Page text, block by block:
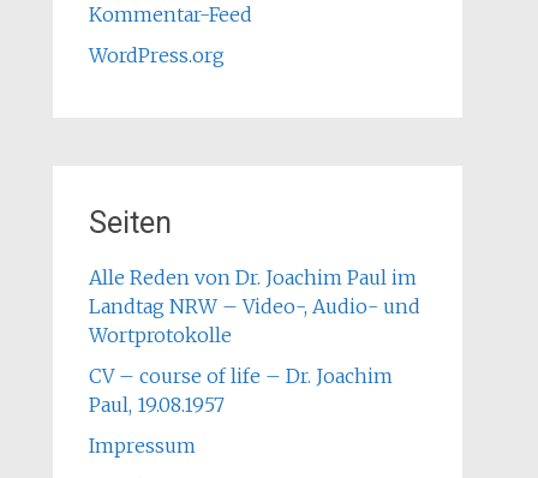
Kommentar-Feed
WordPress.org
Seiten
Alle Reden von Dr. Joachim Paul im
Landtag NRW – Video-, Audio- und
Wortprotokolle
CV – course of life – Dr. Joachim
Paul, 19.08.1957
Impressum